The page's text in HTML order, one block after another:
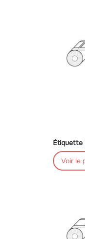
Étiquette
Voir le